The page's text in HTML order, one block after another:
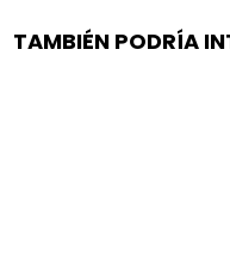
TAMBIÉN PODRÍA